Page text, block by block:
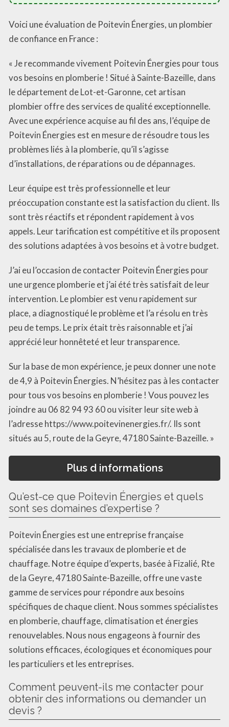
Voici une évaluation de Poitevin Énergies, un plombier
de confiance en France :
« Je recommande vivement Poitevin Énergies pour tous
vos besoins en plomberie ! Situé à Sainte-Bazeille, dans
le département de Lot-et-Garonne, cet artisan
plombier offre des services de qualité exceptionnelle.
Avec une expérience acquise au fil des ans, l’équipe de
Poitevin Énergies est en mesure de résoudre tous les
problèmes liés à la plomberie, qu’il s’agisse
d’installations, de réparations ou de dépannages.
Leur équipe est très professionnelle et leur
préoccupation constante est la satisfaction du client. Ils
sont très réactifs et répondent rapidement à vos
appels. Leur tarification est compétitive et ils proposent
des solutions adaptées à vos besoins et à votre budget.
J’ai eu l’occasion de contacter Poitevin Énergies pour
une urgence plomberie et j’ai été très satisfait de leur
intervention. Le plombier est venu rapidement sur
place, a diagnostiqué le problème et l’a résolu en très
peu de temps. Le prix était très raisonnable et j’ai
apprécié leur honnêteté et leur transparence.
Sur la base de mon expérience, je peux donner une note
de 4,9 à Poitevin Énergies. N’hésitez pas à les contacter
pour tous vos besoins en plomberie ! Vous pouvez les
joindre au 06 82 94 93 60 ou visiter leur site web à
l’adresse https://www.poitevinenergies.fr/. Ils sont
situés au 5, route de la Geyre, 47180 Sainte-Bazeille. »
Plus d informations
Qu’est-ce que Poitevin Énergies et quels
sont ses domaines d’expertise ?
Poitevin Énergies est une entreprise française
spécialisée dans les travaux de plomberie et de
chauffage. Notre équipe d’experts, basée à Fizalié, Rte
de la Geyre, 47180 Sainte-Bazeille, offre une vaste
gamme de services pour répondre aux besoins
spécifiques de chaque client. Nous sommes spécialistes
en plomberie, chauffage, climatisation et énergies
renouvelables. Nous nous engageons à fournir des
solutions efficaces, écologiques et économiques pour
les particuliers et les entreprises.
Comment peuvent-ils me contacter pour
obtenir des informations ou demander un
devis ?